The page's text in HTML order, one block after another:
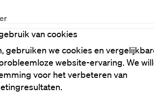
van cookies
gebruiken we cookies en
website-ervaring. We
voor het verbeteren van